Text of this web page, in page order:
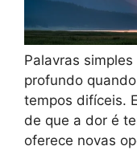
Palavras
profundo
tempos difíceis.
de que a dor é
oferece novas